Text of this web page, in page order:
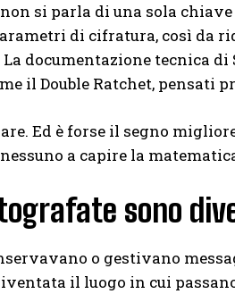
si parla di una sola
di cifratura, così da
documentazione tecnica
il Double Ratchet, pensati
Ed è forse il segno
a capire la
sono
o gestivano
il luogo in cui